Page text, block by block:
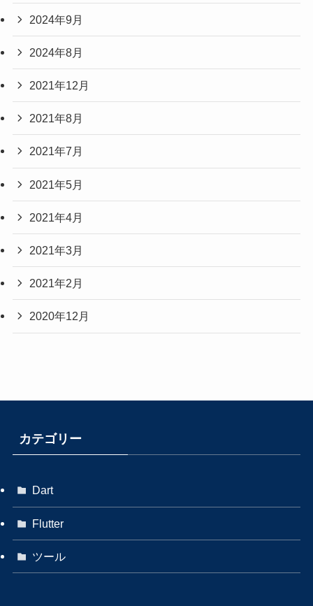
2024年9月
2024年8月
2021年12月
2021年8月
2021年7月
2021年5月
2021年4月
2021年3月
2021年2月
2020年12月
カテゴリー
Dart
Flutter
ツール